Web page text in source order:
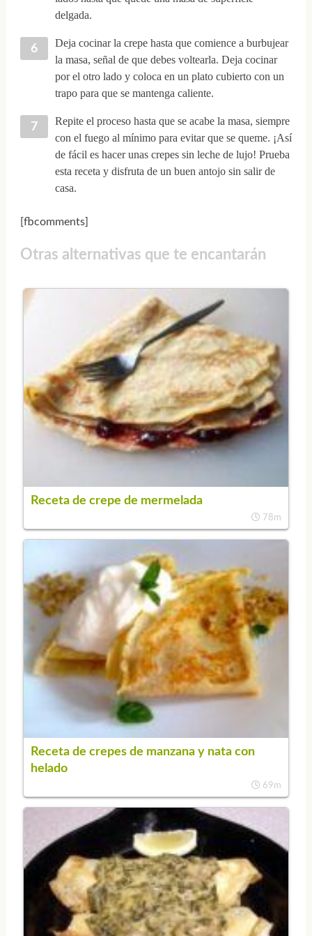
delgada.
Deja cocinar la crepe hasta que comience a burbujear
la masa, señal de que debes voltearla. Deja cocinar
por el otro lado y coloca en un plato cubierto con un
trapo para que se mantenga caliente.
Repite el proceso hasta que se acabe la masa, siempre
con el fuego al mínimo para evitar que se queme. ¡Así
de fácil es hacer unas crepes sin leche de lujo! Prueba
esta receta y disfruta de un buen antojo sin salir de
casa.
[fbcomments]
Otras alternativas que te encantarán
Receta de crepe de mermelada
78m
Receta de crepes de manzana y nata con
helado
69m